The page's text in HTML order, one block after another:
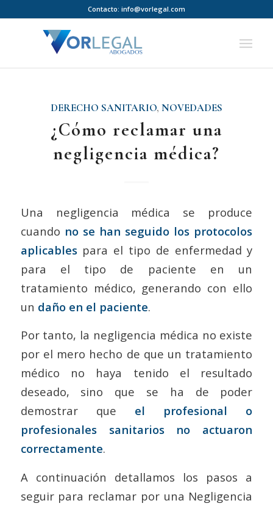
Contacto: info@vorlegal.com
DERECHO SANITARIO, NOVEDADES
¿Cómo reclamar una
negligencia médica?
Una negligencia médica se produce
cuando no se han seguido los protocolos
aplicablespara el tipo de enfermedad y
para el tipo de paciente en un
tratamiento médico, generando con ello
un daño en el paciente.
Por tanto, la negligencia médica no existe
por el mero hecho de que un tratamiento
médico no haya tenido el resultado
deseado, sino que se ha de poder
demostrar que el profesional o
profesionales sanitarios no actuaron
correctamente.
A continuación detallamos los pasos a
seguir para reclamar por una Negligencia